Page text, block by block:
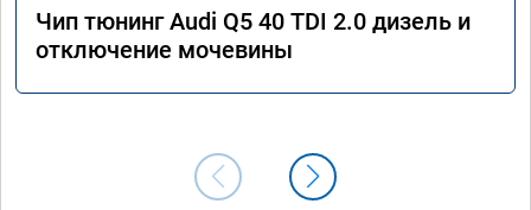
Чип тюнинг Audi Q5 40 TDI 2.0 дизель и
отключение мочевины